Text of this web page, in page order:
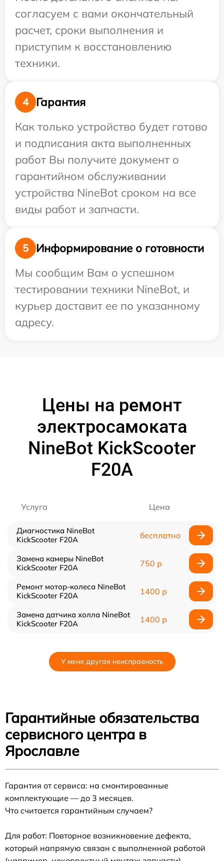
согласуем с вами окончательный
расчет, сроки выполнения и
приступим к восстановлению
техники.
4
Гарантия
Как только устройство будет готово
и подписания акта выполненных
работ Вы получите документ о
гарантийном обслуживании
устройства NineBot сроком на все
виды работ и запчасти.
5
Информирование о готовности
Мы сообщим Вам о успешном
тестировании техники NineBot, и
курьер доставит ее по указанному
адресу.
Цены на ремонт
электросамоката
NineBot KickScooter
F20A
Услуга Цена
Диагностика NineBot
KickScooter F20A
бесплатно
Замена камеры NineBot
KickScooter F20A
750 р
Ремонт мотор-колеса NineBot
KickScooter F20A
1400 р
Замена датчика холла NineBot
KickScooter F20A
1400 р
У меня другая неисправность
Гарантийные обязательства
сервисного центра в
Ярославле
Гарантия от сервиса: на смонтированные
комплектующие — до 3 месяцев.
Что считается гарантийным случаем?
Для работ: Повторное возникновение дефекта,
который напрямую связан с выполненной работой